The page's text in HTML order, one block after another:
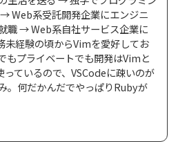
Web系受託開発企業にエンジニ
職 → Web系自社サービス企業に
未経験の頃からVimを愛好してお
もプライベートでも開発はVimと
ているので、VSCodeに疎いのが
。何だかんだでやっぱりRubyが